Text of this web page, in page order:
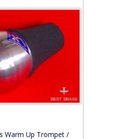
Warm Up Trompet /